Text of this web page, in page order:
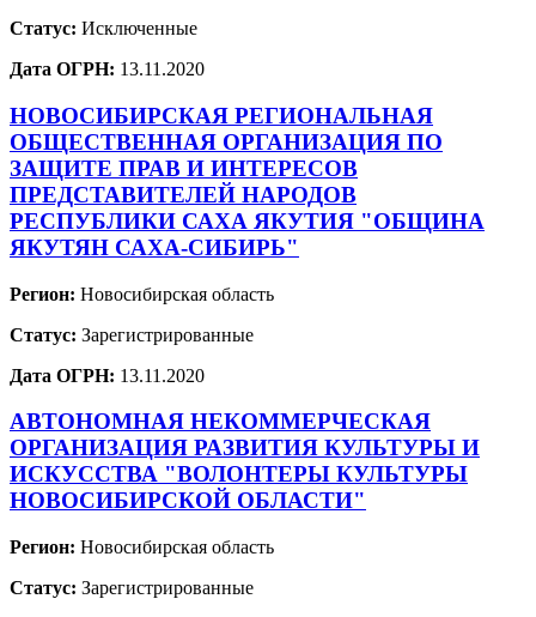
Статус: Исключенные
Дата ОГРН: 13.11.2020
НОВОСИБИРСКАЯ РЕГИОНАЛЬНАЯ
ОБЩЕСТВЕННАЯ ОРГАНИЗАЦИЯ ПО
ЗАЩИТЕ ПРАВ И ИНТЕРЕСОВ
ПРЕДСТАВИТЕЛЕЙ НАРОДОВ
РЕСПУБЛИКИ САХА ЯКУТИЯ "ОБЩИНА
ЯКУТЯН САХА-СИБИРЬ"
Регион: Новосибирская область
Статус: Зарегистрированные
Дата ОГРН: 13.11.2020
АВТОНОМНАЯ НЕКОММЕРЧЕСКАЯ
ОРГАНИЗАЦИЯ РАЗВИТИЯ КУЛЬТУРЫ И
ИСКУССТВА "ВОЛОНТЕРЫ КУЛЬТУРЫ
НОВОСИБИРСКОЙ ОБЛАСТИ"
Регион: Новосибирская область
Статус: Зарегистрированные